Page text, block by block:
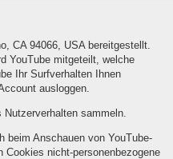
CA 94066, USA bereitgestellt.
YouTube mitgeteilt, welche
Ihr Surfverhalten Ihnen
ausloggen.
sammeln.
beim Anschauen von YouTube-
nicht-personenbezogene